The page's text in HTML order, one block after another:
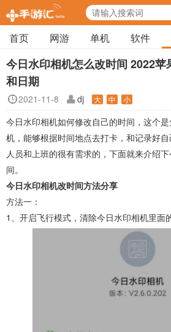
首页 网游 单机 软件
今日水印相机怎么改时间 2022苹
和日期
2021-11-8 dj 大 中 小
今日水印相机如何修改自己的时间，这个
机，能够根据时间地点去打卡，和记录好
人员和上班的很有需求的，下面就来介绍
间。
今日水印相机改时间方法分享
方法一：
1、开启飞行模式，清除今日水印相机里面